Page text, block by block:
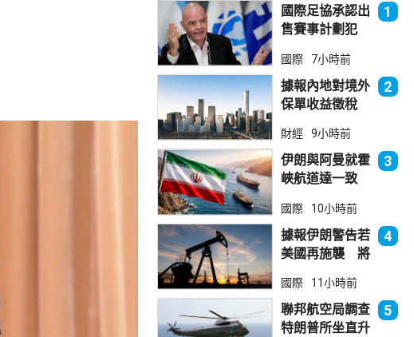
國際足協承認出
售賽事計劃犯
持恩芬天奴
1
國際 7小時前
據報內地對境外
保單收益徵稅
倫敦股價急跌
2
財經 9小時前
伊朗與阿曼就霍
峽航道達一致
海
3
國際 10小時前
據報伊朗警告若
美國再施襲 將
能源設施
4
國際 11小時前
聯邦航空局調查
特朗普所坐直升
5